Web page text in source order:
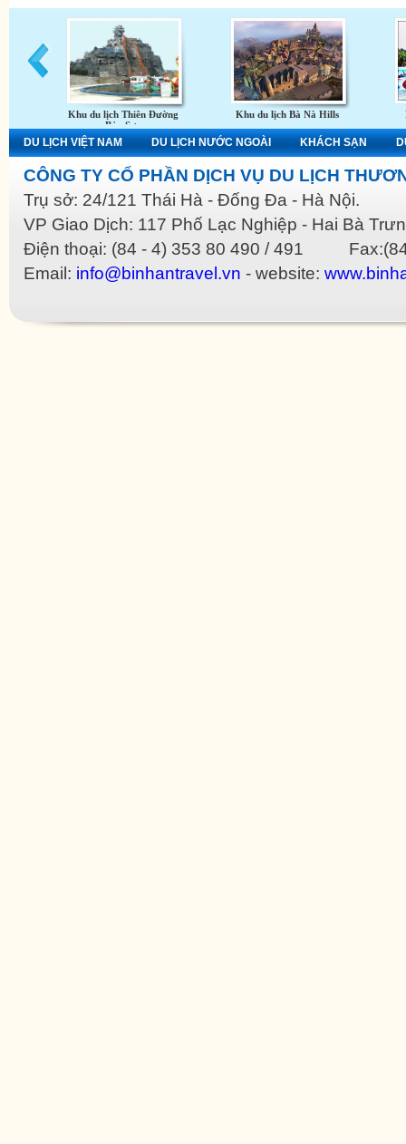
Khu du lịch Thiên Đường
Bảo Sơn
Khu du lịch Bà Nà Hills
DU LỊCH VIỆT NAM DU LỊCH NƯỚC NGOÀI KHÁCH SẠN
CÔNG TY CỔ PHẦN DỊCH VỤ DU LỊCH
Trụ sở: 24/121 Thái Hà - Đống Đa - Hà Nội.
VP Giao Dịch: 117 Phố Lạc Nghiệp - Hai Bà
Điện thoại: (84 - 4) 353 80 490 / 491 Fax:(84
Email: info@binhantravel.vn - website: